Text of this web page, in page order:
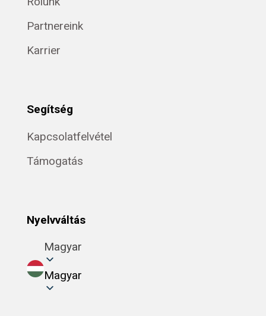
Partnereink
Karrier
Segítség
Kapcsolatfelvétel
Támogatás
Nyelvváltás
Magyar
Magyar